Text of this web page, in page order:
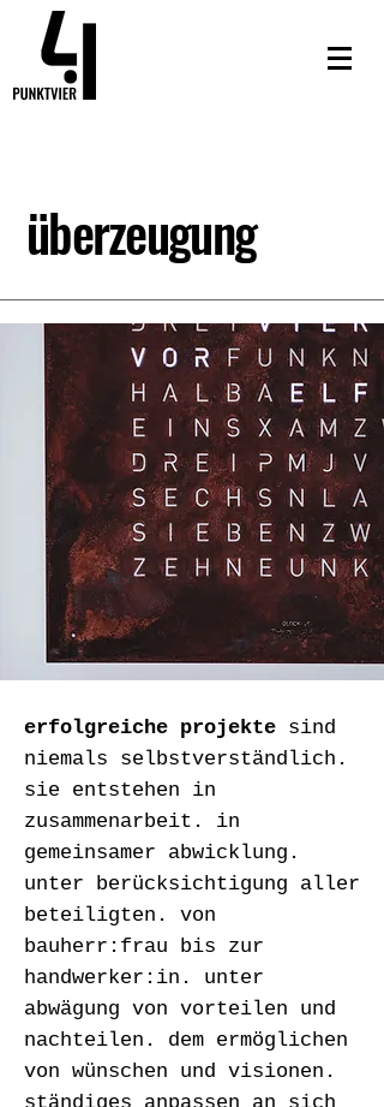
überzeugung
erfolgreiche projekte sind
niemals selbstverständlich.
sie entstehen in
zusammenarbeit. in
gemeinsamer abwicklung.
unter berücksichtigung aller
beteiligten. von
bauherr:frau bis zur
handwerker:in. unter
abwägung von vorteilen und
nachteilen. dem ermöglichen
von wünschen und visionen.